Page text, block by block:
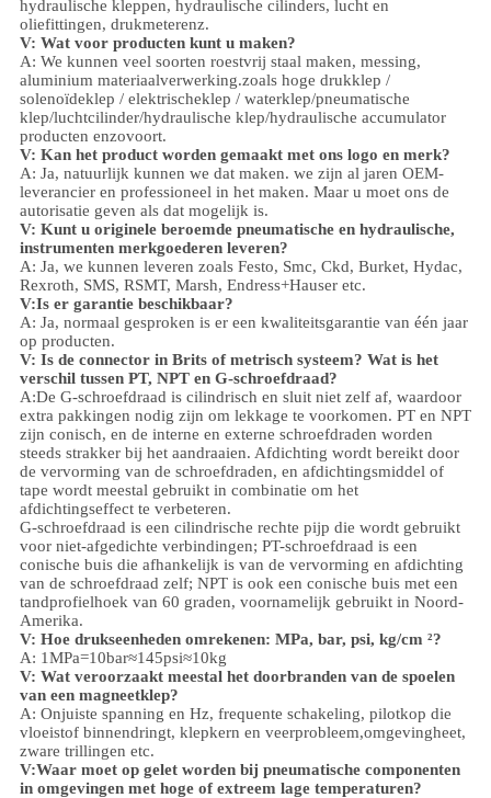
hydraulische kleppen, hydraulische cilinders, lucht en
oliefittingen, drukmeterenz.
V: Wat voor producten kunt u maken?
A: We kunnen veel soorten roestvrij staal maken, messing,
aluminium materiaalverwerking.zoals hoge drukklep /
solenoïdeklep / elektrischeklep / waterklep/pneumatische
klep/luchtcilinder/hydraulische klep/hydraulische accumulator
producten enzovoort.
V: Kan het product worden gemaakt met ons logo en merk?
A: Ja, natuurlijk kunnen we dat maken. we zijn al jaren OEM-
leverancier en professioneel in het maken. Maar u moet ons de
autorisatie geven als dat mogelijk is.
V: Kunt u originele beroemde pneumatische en hydraulische,
instrumenten merkgoederen leveren?
A: Ja, we kunnen leveren zoals Festo, Smc, Ckd, Burket, Hydac,
Rexroth, SMS, RSMT, Marsh, Endress+Hauser etc.
V:Is er garantie beschikbaar?
A: Ja, normaal gesproken is er een kwaliteitsgarantie van één jaar
op producten.
V: Is de connector in Brits of metrisch systeem? Wat is het
verschil tussen PT, NPT en G-schroefdraad?
A:De G-schroefdraad is cilindrisch en sluit niet zelf af, waardoor
extra pakkingen nodig zijn om lekkage te voorkomen. PT en NPT
zijn conisch, en de interne en externe schroefdraden worden
steeds strakker bij het aandraaien. Afdichting wordt bereikt door
de vervorming van de schroefdraden, en afdichtingsmiddel of
tape wordt meestal gebruikt in combinatie om het
afdichtingseffect te verbeteren.
G-schroefdraad is een cilindrische rechte pijp die wordt gebruikt
voor niet-afgedichte verbindingen; PT-schroefdraad is een
conische buis die afhankelijk is van de vervorming en afdichting
van de schroefdraad zelf; NPT is ook een conische buis met een
tandprofielhoek van 60 graden, voornamelijk gebruikt in Noord-
Amerika.
V: Hoe drukseenheden omrekenen: MPa, bar, psi, kg/cm ²?
A: 1MPa=10bar≈145psi≈10kg
V: Wat veroorzaakt meestal het doorbranden van de spoelen
van een magneetklep?
A: Onjuiste spanning en Hz, frequente schakeling, pilotkop die
vloeistof binnendringt, klepkern en veerprobleem,omgevingheet,
zware trillingen etc.
V:Waar moet op gelet worden bij pneumatische componenten
in omgevingen met hoge of extreem lage temperaturen?